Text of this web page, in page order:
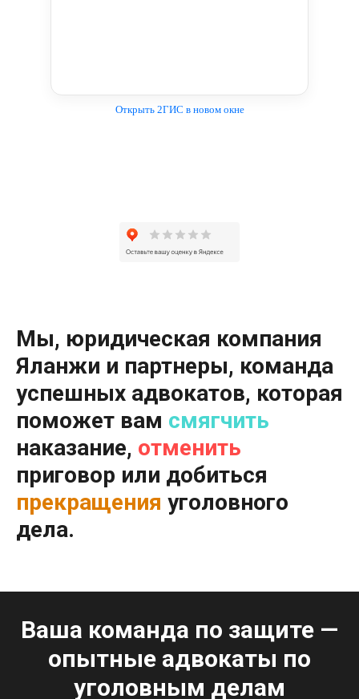
Открыть 2ГИС в новом окне
Мы, юридическая компания
Яланжи и партнеры, команда
успешных адвокатов, которая
поможет вам смягчить
наказание, отменить
приговор или добиться
прекращения уголовного
дела.
Ваша команда по защите —
опытные адвокаты по
уголовным делам